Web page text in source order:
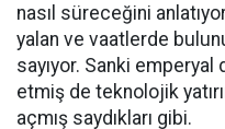
nasıl süreceğini
yalan ve vaatlerde
sayıyor. Sanki emperyal
etmiş de teknolojik
açmış saydıkları gibi.